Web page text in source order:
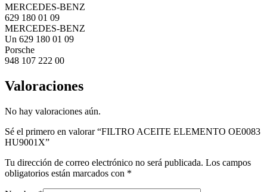
MERCEDES-BENZ
629 180 01 09
MERCEDES-BENZ
Un 629 180 01 09
Porsche
948 107 222 00
Valoraciones
No hay valoraciones aún.
Sé el primero en valorar “FILTRO ACEITE ELEMENTO OE0083
HU9001X”
Tu dirección de correo electrónico no será publicada. Los campos
obligatorios están marcados con *